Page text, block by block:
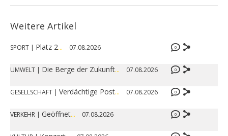
Weitere Artikel
SPORT | Platz 2... 07.08.2026 0
UMWELT | Die Berge der Zukunft... 07.08.2026 0
GESELLSCHAFT | Verdächtige Post... 07.08.2026 0
VERKEHR | Geöffnet... 07.08.2026 0